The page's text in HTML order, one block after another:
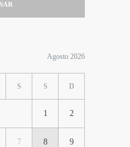
Agosto 2026
S S D
1 2
7 8 9